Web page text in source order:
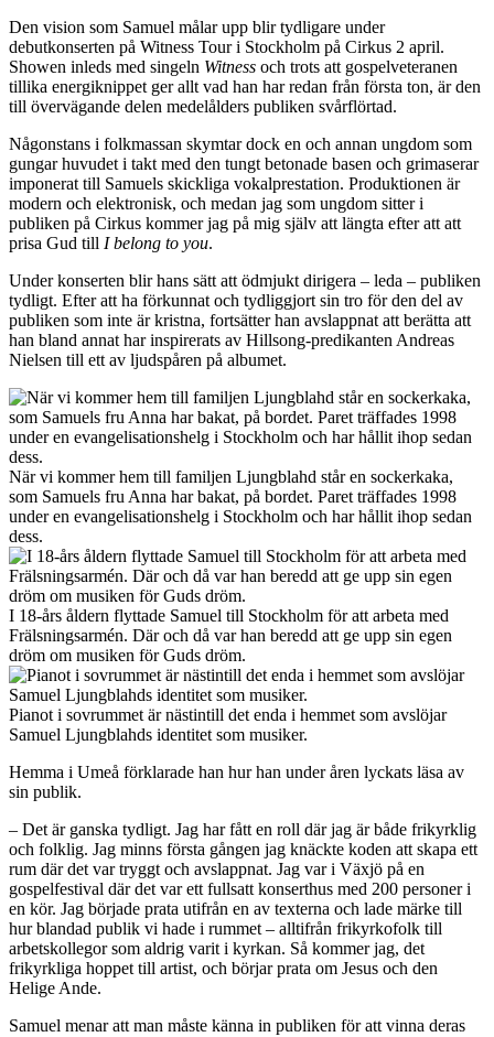
Den vision som Samuel målar upp blir tydligare under
debutkonserten på Witness Tour i Stockholm på Cirkus 2 april.
Showen inleds med singeln Witness och trots att gospel­veteranen
tillika energiknippet ger allt vad han har redan från första ton, är den
till övervägande delen medelålders publiken svårflörtad.
Någonstans i folkmassan skymtar dock en och annan ungdom som
gungar huvudet i takt med den tungt betonade basen och grimaserar
imponerat till Samuels skickliga vokal­prestation. Produktionen är
modern och elektronisk, och medan jag som ungdom sitter i
publiken på Cirkus kommer jag på mig själv att längta efter att att
prisa Gud till I belong to you.
Under konserten blir hans sätt att ödmjukt dirigera – leda – publiken
tydligt. Efter att ha förkunnat och tydliggjort sin tro för den del av
publiken som inte är kristna, fortsätter han avslappnat att berätta att
han bland annat har inspirerats av Hillsong-predikanten Andreas
Nielsen till ett av ljudspåren på albumet.
När vi kommer hem till familjen Ljungblahd står en sockerkaka,
som Samuels fru Anna har bakat, på bordet. Paret träffades 1998
under en evangelisationshelg i Stockholm och har hållit ihop sedan
dess.
I 18-års åldern flyttade Samuel till Stockholm för att arbeta med
Frälsningsarmén. Där och då var han beredd att ge upp sin egen
dröm om musiken för Guds dröm.
Pianot i sovrummet är nästintill det enda i hemmet som avslöjar
Samuel Ljungblahds identitet som musiker.
Hemma i Umeå förklarade han hur han under åren lyckats läsa av
sin publik.
– Det är ganska tydligt. Jag har fått en roll där jag är både frikyrklig
och folklig. Jag minns första gången jag knäckte koden att skapa ett
rum där det var tryggt och avslappnat. Jag var i Växjö på en
gospelfestival där det var ett fullsatt konserthus med 200 personer i
en kör. Jag började prata utifrån en av texterna och lade märke till
hur blandad publik vi hade i rummet – alltifrån frikyrkofolk till
arbetskollegor som aldrig varit i kyrkan. Så kommer jag, det
frikyrkliga hoppet till artist, och börjar prata om Jesus och den
Helige Ande.
Samuel menar att man måste känna in publiken för att vinna deras